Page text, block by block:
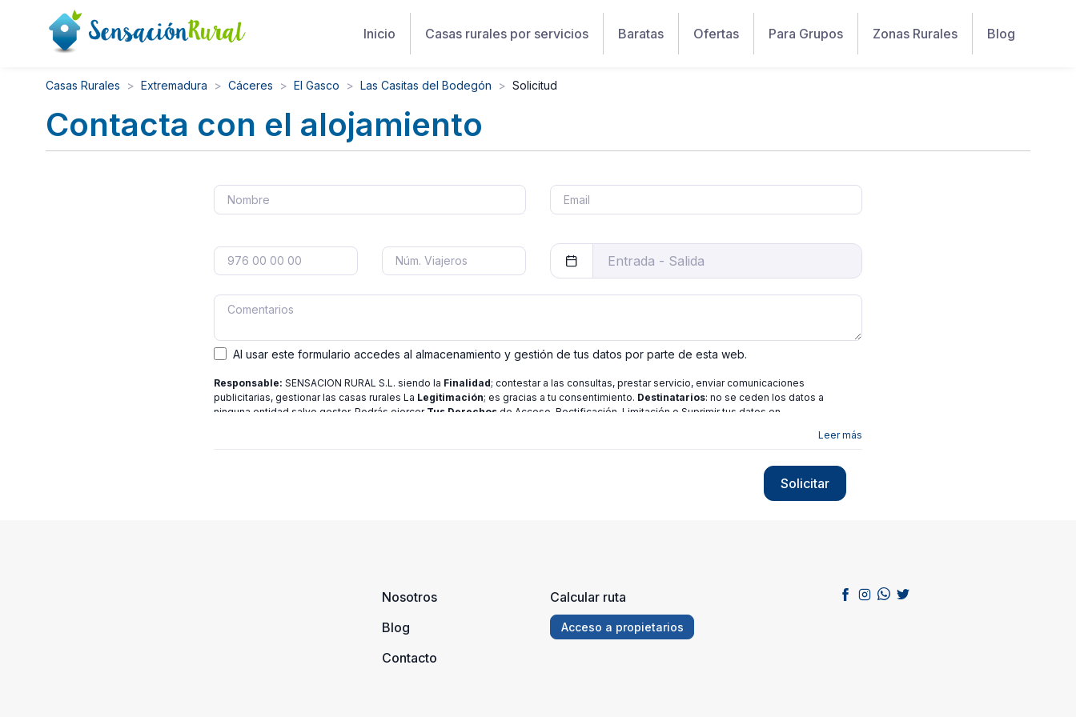
Inicio Casas rurales por servicios Baratas Ofertas Para Grupos Zonas Rurales Blog
Casas Rurales Extremadura Cáceres El Gasco Las Casitas del Bodegón Solicitud
Contacta con el alojamiento
Al usar este formulario accedes al almacenamiento y gestión de tus datos por parte de esta web.
Responsable: SENSACION RURAL S.L. siendo la Finalidad; contestar a las consultas, prestar servicio, enviar comunicaciones
publicitarias, gestionar las casas rurales La Legitimación; es gracias a tu consentimiento. Destinatarios: no se ceden los datos a
ninguna entidad salvo gestor. Podrás ejercer Tus Derechos de Acceso, Rectificación, Limitación o Suprimir tus datos en
Leer más
Solicitar
Nosotros
Blog
Contacto
Calcular ruta
Acceso a propietarios